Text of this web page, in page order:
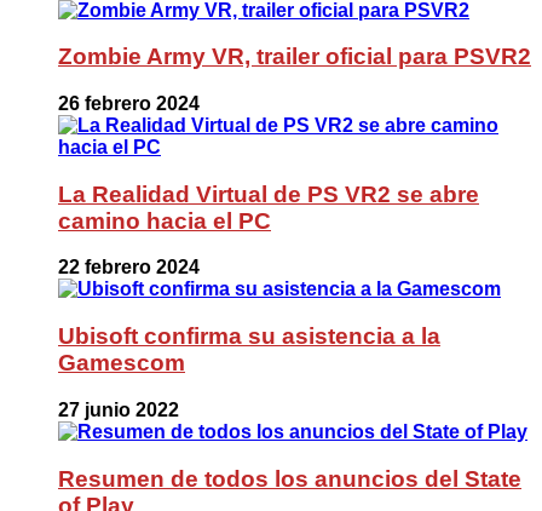
Zombie Army VR, trailer oficial para PSVR2
26 febrero 2024
La Realidad Virtual de PS VR2 se abre
camino hacia el PC
22 febrero 2024
Ubisoft confirma su asistencia a la
Gamescom
27 junio 2022
Resumen de todos los anuncios del State
of Play